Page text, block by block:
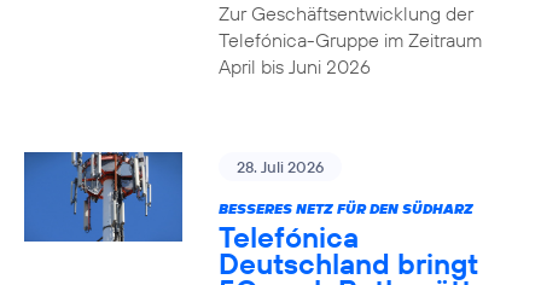
Zur Geschäftsentwicklung der
Telefónica-Gruppe im Zeitraum
April bis Juni 2026
28. Juli 2026
BESSERES NETZ FÜR DEN SÜDHARZ
Telefónica
Deutschland bringt